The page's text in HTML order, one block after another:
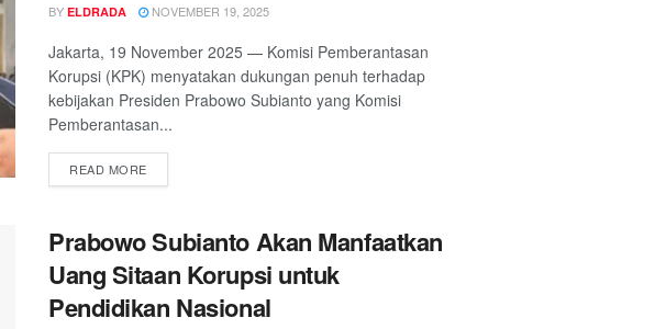
BY ELDRADA NOVEMBER 19, 2025
Jakarta, 19 November 2025 — Komisi Pemberantasan
Korupsi (KPK) menyatakan dukungan penuh terhadap
kebijakan Presiden Prabowo Subianto yang Komisi
Pemberantasan...
READ MOREDETAILS
Prabowo Subianto Akan Manfaatkan
Uang Sitaan Korupsi untuk
Pendidikan Nasional